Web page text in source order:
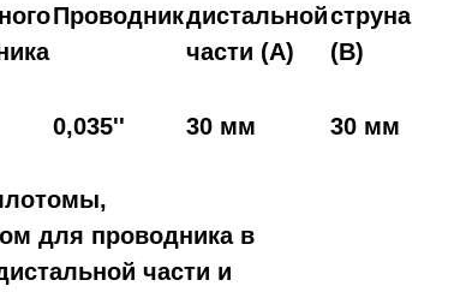
Проводникдистальной
части (А)
струна
(В)
0,035'' 30 мм 30 мм
для проводника в
части и